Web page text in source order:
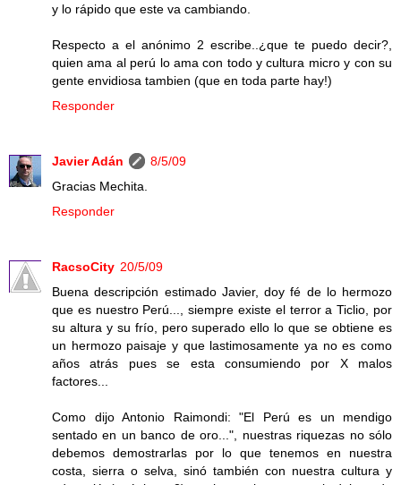
y lo rápido que este va cambiando.
Respecto a el anónimo 2 escribe..¿que te puedo decir?,
quien ama al perú lo ama con todo y cultura micro y con su
gente envidiosa tambien (que en toda parte hay!)
Responder
Javier Adán
8/5/09
Gracias Mechita.
Responder
RacsoCity 20/5/09
Buena descripción estimado Javier, doy fé de lo hermozo
que es nuestro Perú..., siempre existe el terror a Ticlio, por
su altura y su frío, pero superado ello lo que se obtiene es
un hermozo paisaje y que lastimosamente ya no es como
años atrás pues se esta consumiendo por X malos
factores...
Como dijo Antonio Raimondi: "El Perú es un mendigo
sentado en un banco de oro...", nuestras riquezas no sólo
debemos demostrarlas por lo que tenemos en nuestra
costa, sierra o selva, sinó también con nuestra cultura y